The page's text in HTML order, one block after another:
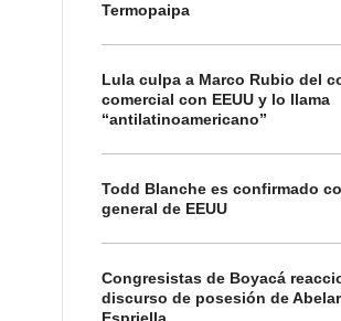
Termopaipa
Lula culpa a Marco Rubio del
comercial con EEUU y lo llama
“antilatinoamericano”
Todd Blanche es confirmado
general de EEUU
Congresistas de Boyacá
discurso de posesión de